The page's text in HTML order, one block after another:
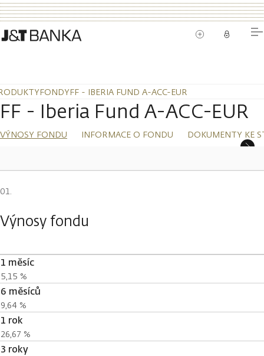
FONDYFF - IBERIA FUND A-ACC-EUR
FF - Iberia Fund A-ACC-EUR
VÝNOSY FONDU INFORMACE O FONDU DOKUMENTY KE
Výnosy fondu
1 měsíc
5,15 %
6 měsíců
9,64 %
1 rok
26,67 %
3 roky